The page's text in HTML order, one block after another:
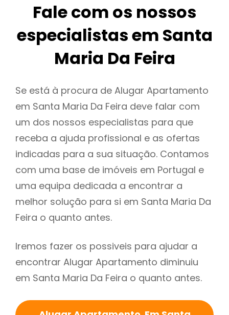
Fale com os nossos
especialistas em Santa
Maria Da Feira
Se está à procura de Alugar Apartamento
em Santa Maria Da Feira deve falar com
um dos nossos especialistas para que
receba a ajuda profissional e as ofertas
indicadas para a sua situação. Contamos
com uma base de imóveis em Portugal e
uma equipa dedicada a encontrar a
melhor solução para si em Santa Maria Da
Feira o quanto antes.
Iremos fazer os possiveis para ajudar a
encontrar Alugar Apartamento diminuiu
em Santa Maria Da Feira o quanto antes.